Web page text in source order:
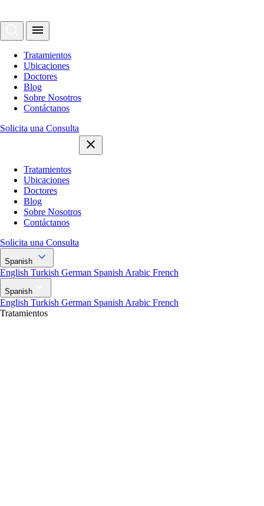
Tratamientos
Ubicaciones
Doctores
Blog
Sobre Nosotros
Contáctanos
Solicita una Consulta
Tratamientos
Ubicaciones
Doctores
Blog
Sobre Nosotros
Contáctanos
Solicita una Consulta
Spanish
English Turkish German Spanish Arabic French
Spanish
English Turkish German Spanish Arabic French
Tratamientos